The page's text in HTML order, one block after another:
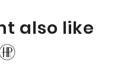
also like